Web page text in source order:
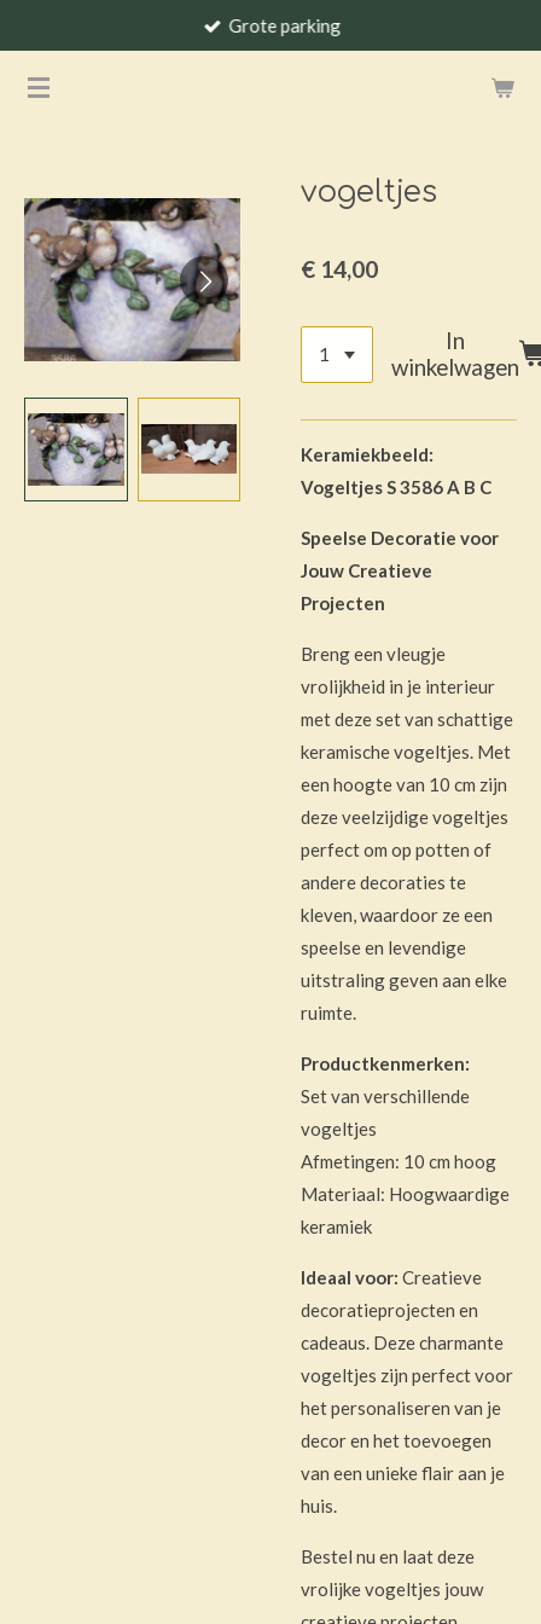
naar
Grote parking
vogeltjes
€ 14,00
In
winkelwagen
Keramiekbeeld:
Vogeltjes S 3586 A B C
Speelse Decoratie voor
Jouw Creatieve
Projecten
Breng een vleugje
vrolijkheid in je interieur
met deze set van schattige
keramische vogeltjes. Met
een hoogte van 10 cm zijn
deze veelzijdige vogeltjes
perfect om op potten of
andere decoraties te
kleven, waardoor ze een
speelse en levendige
uitstraling geven aan elke
ruimte.
Productkenmerken:
Set van verschillende
vogeltjes
Afmetingen: 10 cm hoog
Materiaal: Hoogwaardige
keramiek
Ideaal voor: Creatieve
decoratieprojecten en
cadeaus. Deze charmante
vogeltjes zijn perfect voor
het personaliseren van je
decor en het toevoegen
van een unieke flair aan je
huis.
Bestel nu en laat deze
vrolijke vogeltjes jouw